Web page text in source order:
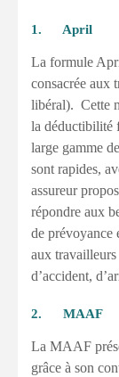
1. April
La formule
consacrée aux
libéral). Cette
la déductibilité
large gamme
sont rapides,
assureur
répondre aux
de prévoyance
aux travailleurs
d’accident,
2. MAAF
La MAAF
grâce à son